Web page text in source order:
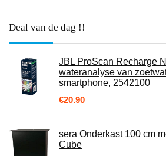
Deal van de dag !!
JBL ProScan Recharge
wateranalyse van
smartphone, 2542100
€20.90
sera Onderkast 100 cm
Cube